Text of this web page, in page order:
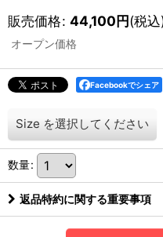
販売価格: 44,100円(税込
オープン価格
Facebookでシェア
Size を選択してください
数量:
返品特約に関する重要事項